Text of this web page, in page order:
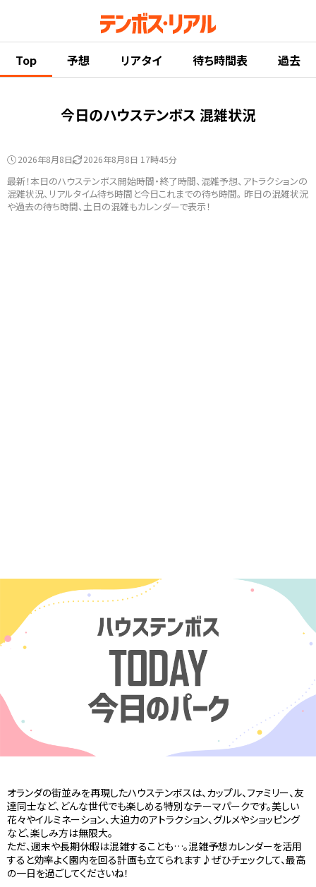
Top 予想 リアタイ 待ち時間表 過去
今日のハウステンボス 混雑状況
2026年8月8日 2026年8月8日 17時45分
最新！本日のハウステンボス開始時間・終了時間、混雑予想、アトラクションの
混雑状況、リアルタイム待ち時間と今日これまでの待ち時間。 昨日の混雑状況
や過去の待ち時間、土日の混雑もカレンダーで表示！
オランダの街並みを再現したハウステンボスは、カップル、ファミリー、友
達同士など、どんな世代でも楽しめる特別なテーマパークです。美しい
花々やイルミネーション、大迫力のアトラクション、グルメやショッピング
など、楽しみ方は無限大。
ただ、週末や長期休暇は混雑することも…。混雑予想カレンダーを活用
すると効率よく園内を回る計画も立てられます♪ぜひチェックして、最高
の一日を過ごしてくださいね！